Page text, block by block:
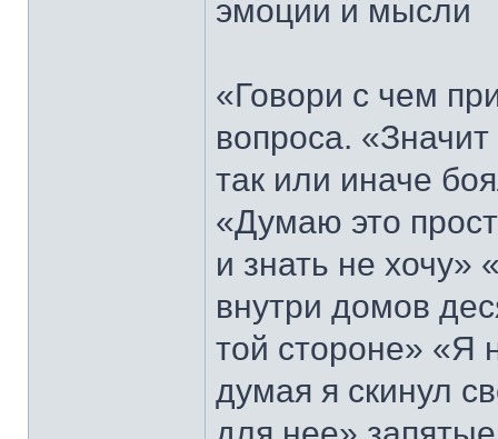
эмоции и мысли
«Говори с чем
вопроса.
так или иначе
«Думаю это
и знать не хочу»
внутри домов
той стороне» «Я
думая я скинул